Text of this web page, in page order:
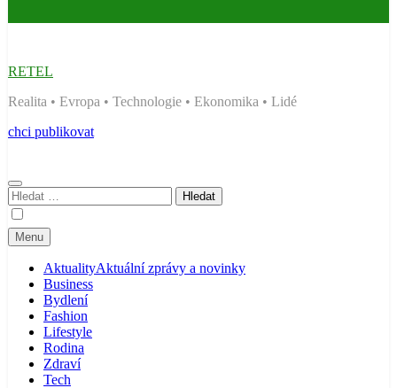
RETEL
Realita • Evropa • Technologie • Ekonomika • Lidé
chci publikovat
Vyhledávání
Menu
AktualityAktuální zprávy a novinky
Business
Bydlení
Fashion
Lifestyle
Rodina
Zdraví
Tech